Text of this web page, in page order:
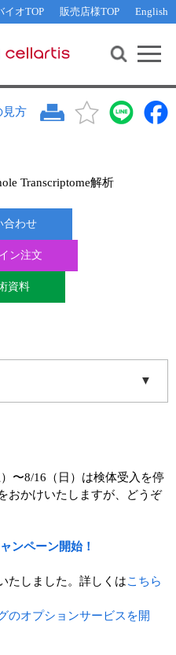
イオTOP 販売店様TOP English
談
の検索
計
ー法）
文
ダウンロード
わせ WEB会員登録
見方
Transcriptome解析
合わせ
ン注文
資料
〜8/16（日）は検体受入を停
おかけいたしますが、どうぞ
ンペーン開始！
たしました。詳しくはこちら
のオプションサービスを開